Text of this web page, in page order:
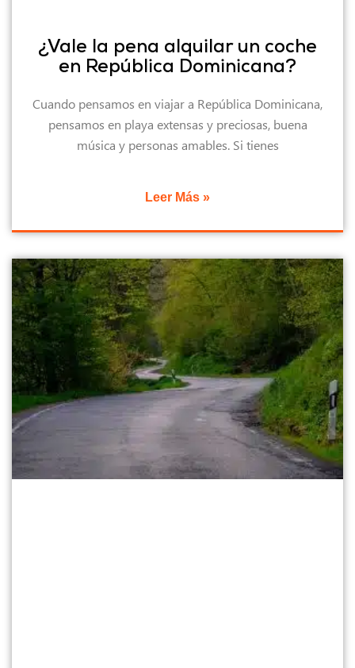
¿Vale la pena alquilar un coche
en República Dominicana?
Cuando pensamos en viajar a República Dominicana,
pensamos en playa extensas y preciosas, buena
música y personas amables. Si tienes
Leer Más »